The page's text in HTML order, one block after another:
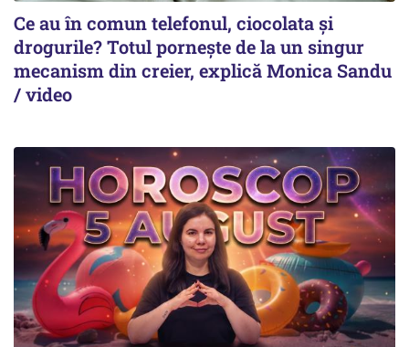
Ce au în comun telefonul, ciocolata și
drogurile? Totul pornește de la un singur
mecanism din creier, explică Monica Sandu
/ video